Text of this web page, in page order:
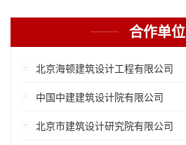
合作单位
北京海顿建筑设计工程有限公司
中国中建建筑设计院有限公司
北京市建筑设计研究院有限公司